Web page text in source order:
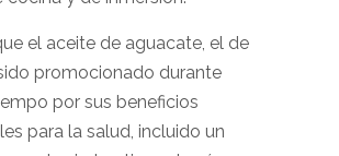
el aceite de aguacate, el de
promocionado durante
por sus beneficios
para la salud, incluido un